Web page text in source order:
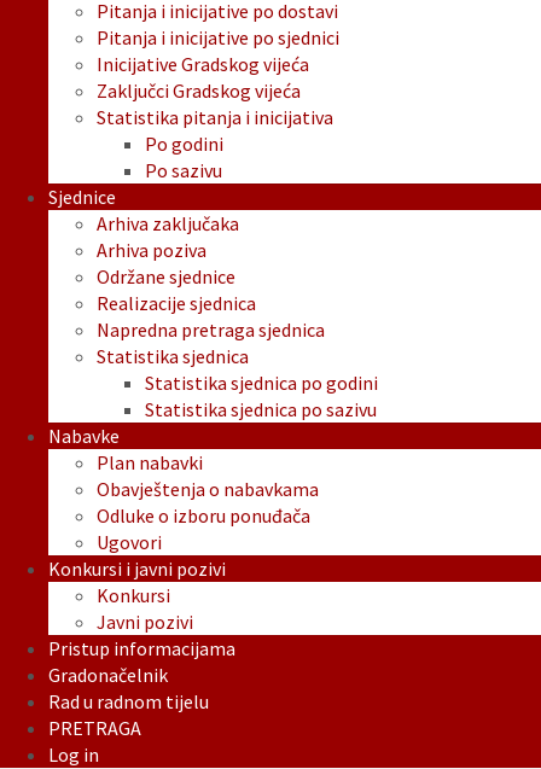
Pitanja i inicijative po dostavi
Pitanja i inicijative po sjednici
Inicijative Gradskog vijeća
Zaključci Gradskog vijeća
Statistika pitanja i inicijativa
Po godini
Po sazivu
Sjednice
Arhiva zaključaka
Arhiva poziva
Održane sjednice
Realizacije sjednica
Napredna pretraga sjednica
Statistika sjednica
Statistika sjednica po godini
Statistika sjednica po sazivu
Nabavke
Plan nabavki
Obavještenja o nabavkama
Odluke o izboru ponuđača
Ugovori
Konkursi i javni pozivi
Konkursi
Javni pozivi
Pristup informacijama
Gradonačelnik
Rad u radnom tijelu
PRETRAGA
Log in